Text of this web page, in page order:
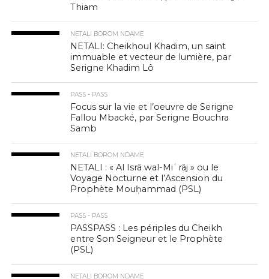
Thiam
NETALI BOROM NDAME
NETALI: Cheikhoul Khadim, un saint
immuable et vecteur de lumière, par
Serigne Khadim Lô
PASS - PASS
Focus sur la vie et l’oeuvre de Serigne
Fallou Mbacké, par Serigne Bouchra
Samb
NETALI BOROM NDAME
NETALI : « Al Isrâ wal-Miʿrâj » ou le
Voyage Nocturne et l’Ascension du
Prophète Mouḥammad (PSL)
PASS - PASS
PASSPASS : Les périples du Cheikh
entre Son Seigneur et le Prophète
(PSL)
NETALI BOROM NDAME